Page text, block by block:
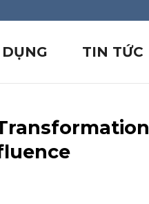
TIN TỨC